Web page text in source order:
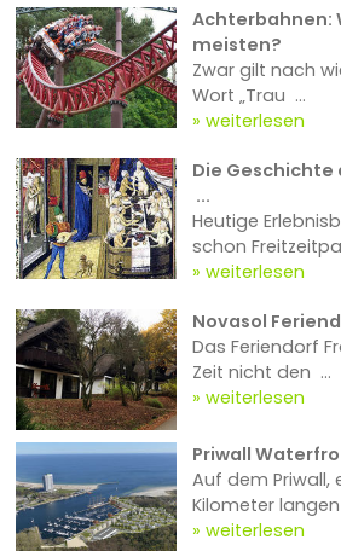
Achterbahnen:
meisten?
Zwar gilt nach
Wort „Trau ...
weiterlesen
Die Geschichte
...
Heutige
schon
weiterlesen
Novasol
Das Feriendorf
Zeit nicht den ...
weiterlesen
Priwall
Auf dem Priwall,
Kilometer
weiterlesen